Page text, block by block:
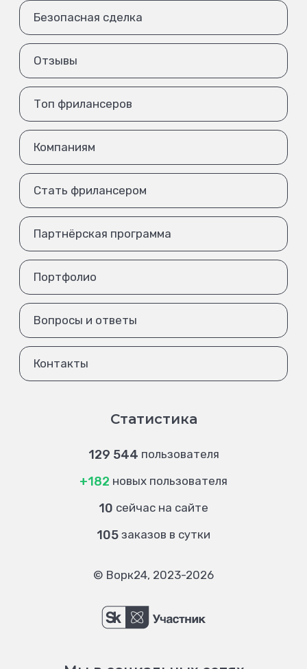
Безопасная сделка
Отзывы
Топ фрилансеров
Компаниям
Стать фрилансером
Партнёрская программа
Портфолио
Вопросы и ответы
Контакты
Статистика
129 544 пользователя
+182 новых пользователя
10 сейчас на сайте
105 заказов в сутки
© Ворк24, 2023-2026